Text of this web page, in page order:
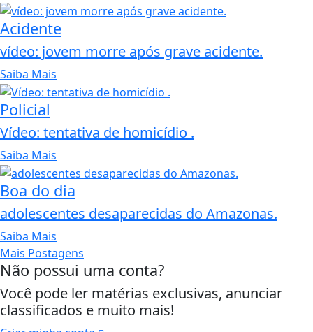
Acidente
vídeo: jovem morre após grave acidente.
Saiba Mais
Policial
Vídeo: tentativa de homicídio .
Saiba Mais
Boa do dia
adolescentes desaparecidas do Amazonas.
Saiba Mais
Mais Postagens
Não possui uma conta?
Você pode ler matérias exclusivas, anunciar
classificados e muito mais!